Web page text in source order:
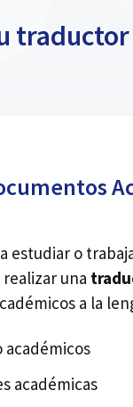
estudiar o
una
a la
académicas